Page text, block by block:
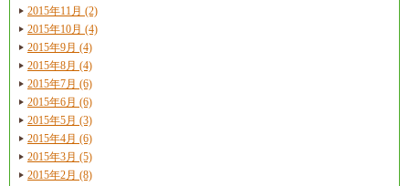
2015年11月 (2)
2015年10月 (4)
2015年9月 (4)
2015年8月 (4)
2015年7月 (6)
2015年6月 (6)
2015年5月 (3)
2015年4月 (6)
2015年3月 (5)
2015年2月 (8)